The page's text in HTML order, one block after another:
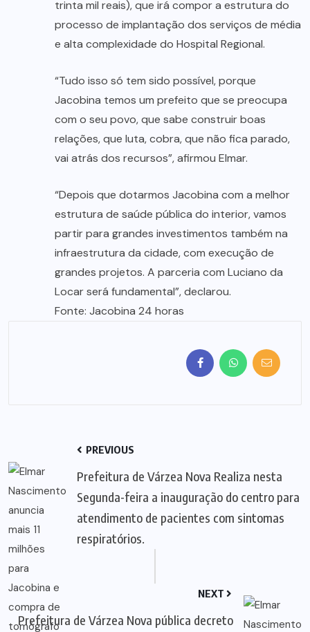
trinta mil reais), que irá compor a estrutura do
processo de implantação dos serviços de média
e alta complexidade do Hospital Regional.
“Tudo isso só tem sido possível, porque
Jacobina temos um prefeito que se preocupa
com o seu povo, que sabe construir boas
relações, que luta, cobra, que não fica parado,
vai atrás dos recursos”, afirmou Elmar.
“Depois que dotarmos Jacobina com a melhor
estrutura de saúde pública do interior, vamos
partir para grandes investimentos também na
infraestrutura da cidade, com execução de
grandes projetos. A parceria com Luciano da
Locar será fundamental”, declarou.
Fonte: Jacobina 24 horas
PREVIOUS
Prefeitura de Várzea Nova Realiza nesta
Segunda-feira a inauguração do centro para
atendimento de pacientes com sintomas
respiratórios.
NEXT
Prefeitura de Várzea Nova pública decreto